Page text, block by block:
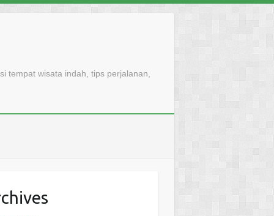
tempat wisata indah, tips perjalanan,